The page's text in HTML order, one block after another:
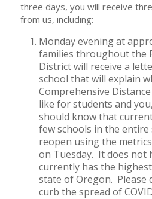
three days, you will receive
from us, including:
Monday evening at
families throughout the
District will receive a
school that will explain
Comprehensive
like for students and
should know that
few schools in the entire
reopen using the
on Tuesday. It does not
currently has the
state of Oregon. Please
curb the spread of